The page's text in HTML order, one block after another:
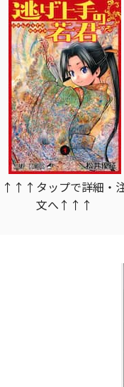
↑↑↑タップで詳細・
文へ↑↑↑